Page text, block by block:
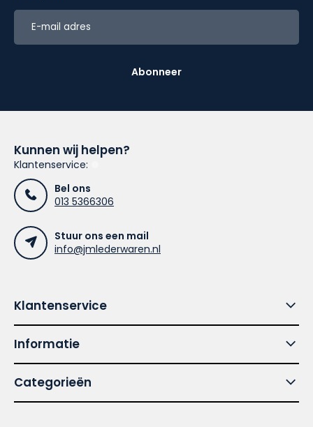
Abonneer
Kunnen wij helpen?
Klantenservice:
Bel ons
013 5366306
Stuur ons een mail
info@jmlederwaren.nl
Klantenservice
Informatie
Categorieën